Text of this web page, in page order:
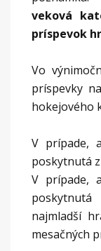
veková
príspevok
Vo
príspevky
hokejového
V prípade,
poskytnutá
V prípade,
najmladší
mesačných